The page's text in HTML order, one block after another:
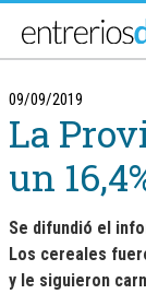
09/09/2019
La
un
Se difundió el
Los cereales
y le siguieron